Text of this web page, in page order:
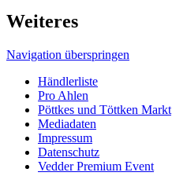
Weiteres
Navigation überspringen
Händlerliste
Pro Ahlen
Pöttkes und Töttken Markt
Mediadaten
Impressum
Datenschutz
Vedder Premium Event